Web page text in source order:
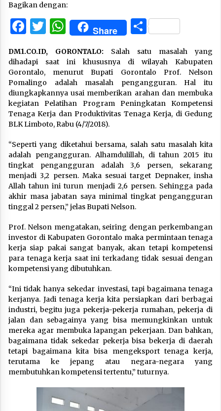
Bagikan dengan:
Facebook
Twitter
WhatsApp
Share Share
DM1.CO.ID, GORONTALO: Salah satu masalah yang
dihadapi saat ini khususnya di wilayah Kabupaten
Gorontalo, menurut Bupati Gorontalo Prof. Nelson
Pomalingo adalah masalah pengangguran. Hal itu
diungkapkannya usai memberikan arahan dan membuka
kegiatan Pelatihan Program Peningkatan Kompetensi
Tenaga Kerja dan Produktivitas Tenaga Kerja, di Gedung
BLK Limboto, Rabu (4/7/2018).
“Seperti yang diketahui bersama, salah satu masalah kita
adalah pengangguran. Alhamdulillah, di tahun 2015 itu
tingkat pengangguran adalah 3,6 persen, sekarang
menjadi 3,2 persen. Maka sesuai target Depnaker, insha
Allah tahun ini turun menjadi 2,6 persen. Sehingga pada
akhir masa jabatan saya minimal tingkat pengangguran
tinggal 2 persen,” jelas Bupati Nelson.
Prof. Nelson mengatakan, seiring dengan perkembangan
investor di Kabupaten Gorontalo maka permintaan tenaga
kerja siap pakai sangat banyak, akan tetapi kompetensi
para tenaga kerja saat ini terkadang tidak sesuai dengan
kompetensi yang dibutuhkan.
“Ini tidak hanya sekedar investasi, tapi bagaimana tenaga
kerjanya. Jadi tenaga kerja kita persiapkan dari berbagai
industri, begitu juga pekerja-pekerja rumahan, pekerja di
jalan dan sebagainya yang bisa memungkinkan untuk
mereka agar membuka lapangan pekerjaan. Dan bahkan,
bagaimana tidak sekedar pekerja bisa bekerja di daerah
tetapi bagaimana kita bisa mengeksport tenaga kerja,
terutama ke jepang atau negara-negara yang
membutuhkan kompetensi tertentu,” tuturnya.